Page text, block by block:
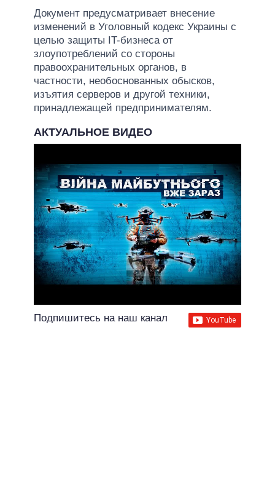
Документ предусматривает внесение
изменений в Уголовный кодекс Украины с
целью защиты IT-бизнеса от
злоупотреблений со стороны
правоохранительных органов, в
частности, необоснованных обысков,
изъятия серверов и другой техники,
принадлежащей предпринимателям.
АКТУАЛЬНОЕ ВИДЕО
Подпишитесь на наш канал